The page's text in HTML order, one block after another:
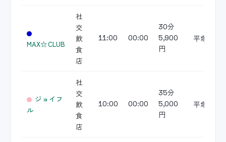
MAX☆CLUB
社
交
飲
食
店
11:00 00:00
30分
5,900
円
平塚
ジョイフ
ル
社
交
飲
食
店
10:00 00:00
35分
5,000
円
平塚